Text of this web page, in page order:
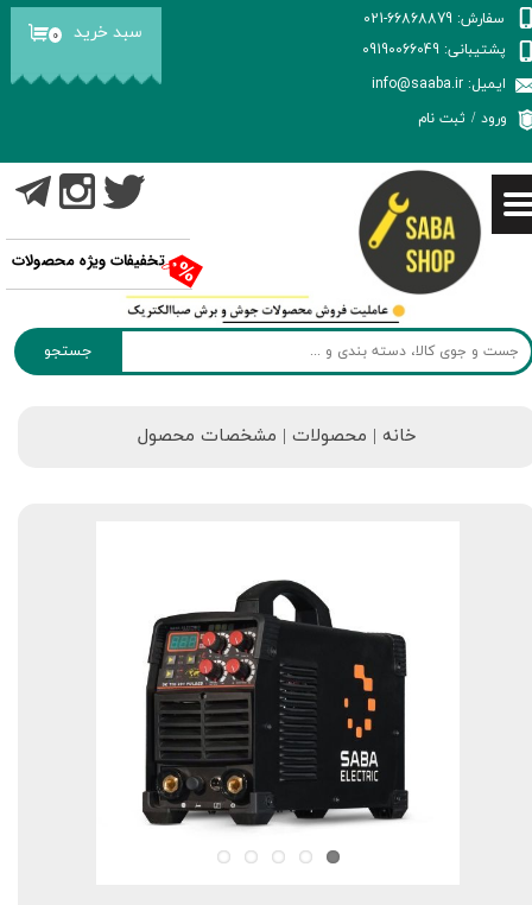
جستجو
ایمیل: info@saaba.ir
سفارش: 66868879-021
۰ سبد خرید
ورود / ثبت نام
حساب کاربری من
تغییر گذر واژه
سفارشات
خروج از حساب کاربری
پشتیبانی: 09190066049
تخفیفات ویژه محصولات
خانه | محصولات | مشخصات محصول